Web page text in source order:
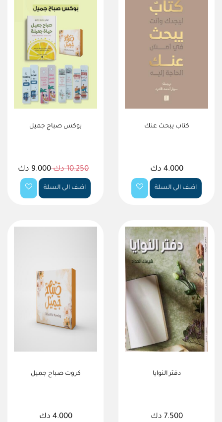
كتاب يبحث عنك
4.000 دك
اضف الى السلة
بوكس صباح جميل
10.250 دك 9.000 دك
اضف الى السلة
دفتر النوايا
7.500 دك
كروت صباح جميل
4.000 دك